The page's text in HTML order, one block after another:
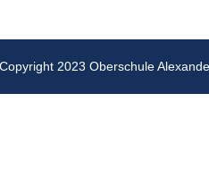
2023 Oberschule